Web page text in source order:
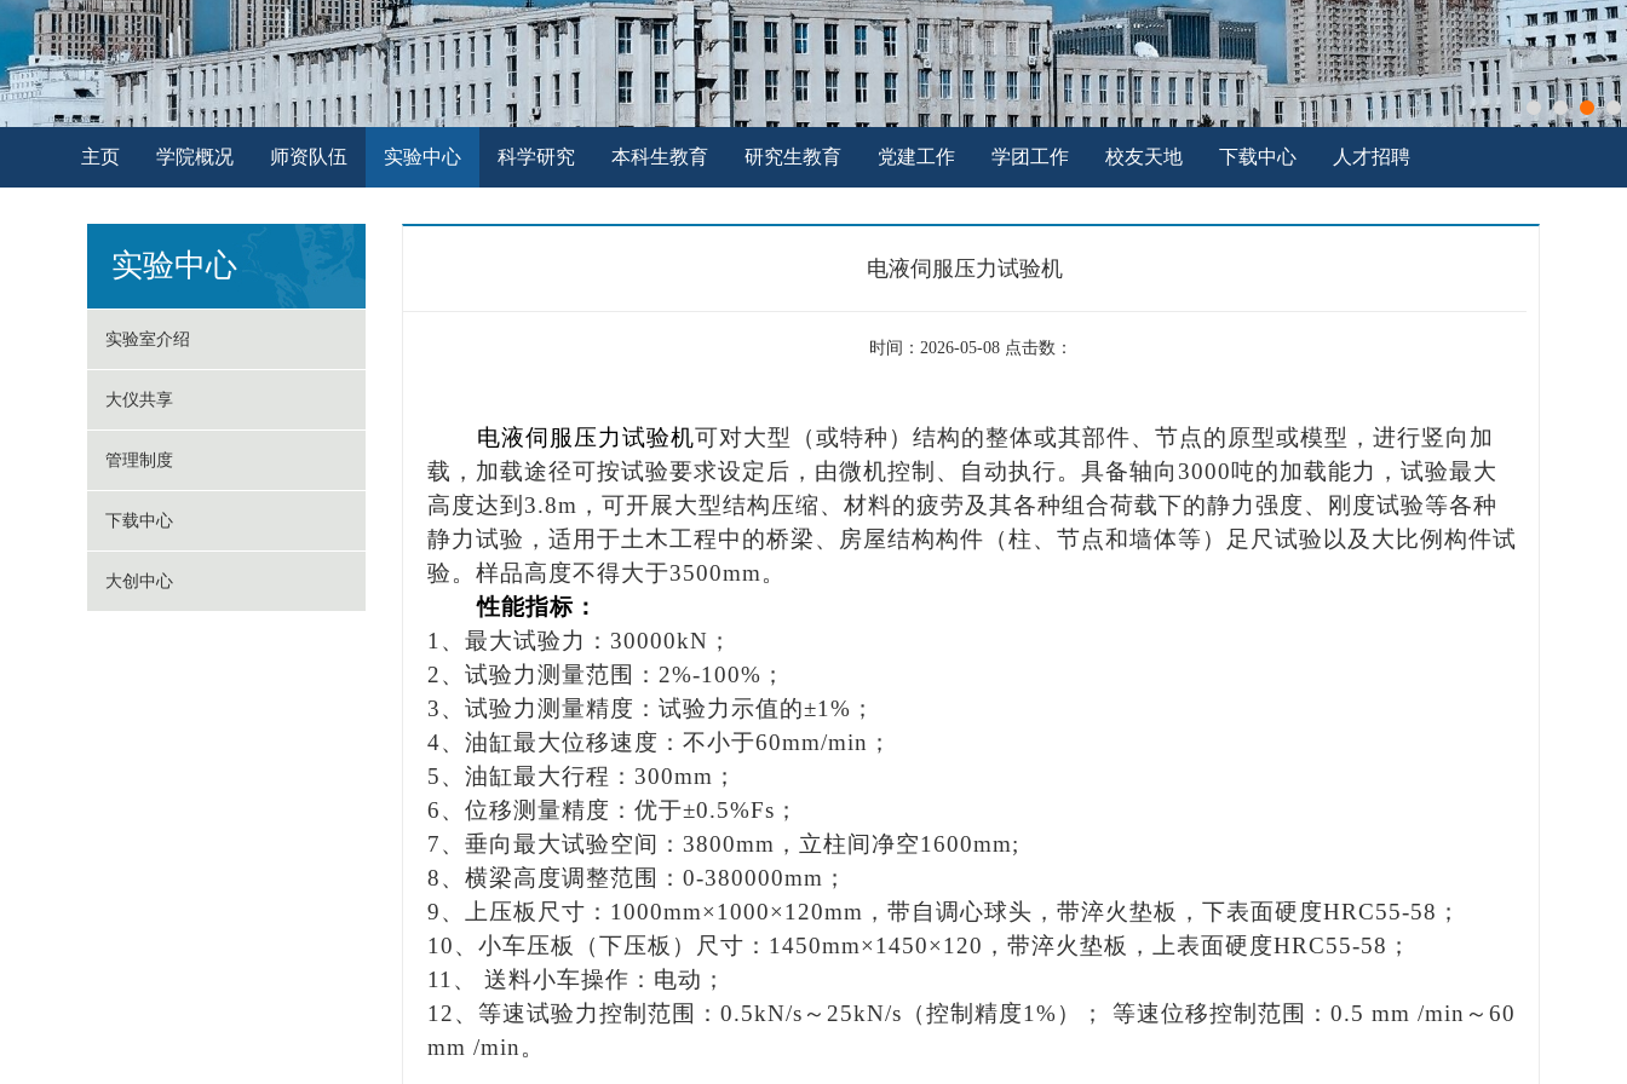
主页 学院概况 师资队伍 实验中心 科学研究 本科生教育 研究生教育 党建工作 学团工作 校友天地 下载中心 人才招聘
实验中心
实验室介绍
大仪共享
管理制度
下载中心
大创中心
电液伺服压力试验机
时间：2026-05-08 点击数：
电液伺服压力试验机可对大型（或特种）结构的整体或其部件、节点的原型或模型，进行竖向加
载，加载途径可按试验要求设定后，由微机控制、自动执行。具备轴向3000吨的加载能力，试验最大
高度达到3.8m，可开展大型结构压缩、材料的疲劳及其各种组合荷载下的静力强度、刚度试验等各种
静力试验，适用于土木工程中的桥梁、房屋结构构件（柱、节点和墙体等）足尺试验以及大比例构件试
验。样品高度不得大于3500mm。
性能指标：
1、最大试验力：30000kN；
2、试验力测量范围：2%-100%；
3、试验力测量精度：试验力示值的±1%；
4、油缸最大位移速度：不小于60mm/min；
5、油缸最大行程：300mm；
6、位移测量精度：优于±0.5%Fs；
7、垂向最大试验空间：3800mm，立柱间净空1600mm;
8、横梁高度调整范围：0-380000mm；
9、上压板尺寸：1000mm×1000×120mm，带自调心球头，带淬火垫板，下表面硬度HRC55-58；
10、小车压板（下压板）尺寸：1450mm×1450×120，带淬火垫板，上表面硬度HRC55-58；
11、 送料小车操作：电动；
12、等速试验力控制范围：0.5kN/s～25kN/s（控制精度1%）； 等速位移控制范围：0.5 mm /min～60
mm /min。